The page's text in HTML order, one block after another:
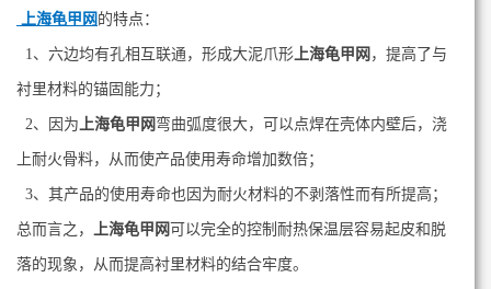
上海龟甲网 的特点：
1、六边均有孔相互联通，形成大泥爪形 上海龟甲网 ，提高了与
衬里材料的锚固能力；
2、因为 上海龟甲网 弯曲弧度很大，可以点焊在壳体内壁后，浇
上耐火骨料，从而使产品使用寿命增加数倍；
3、其产品的使用寿命也因为耐火材料的不剥落性而有所提高；
总而言之， 上海龟甲网 可以完全的控制耐热保温层容易起皮和脱
落的现象，从而提高衬里材料的结合牢度。